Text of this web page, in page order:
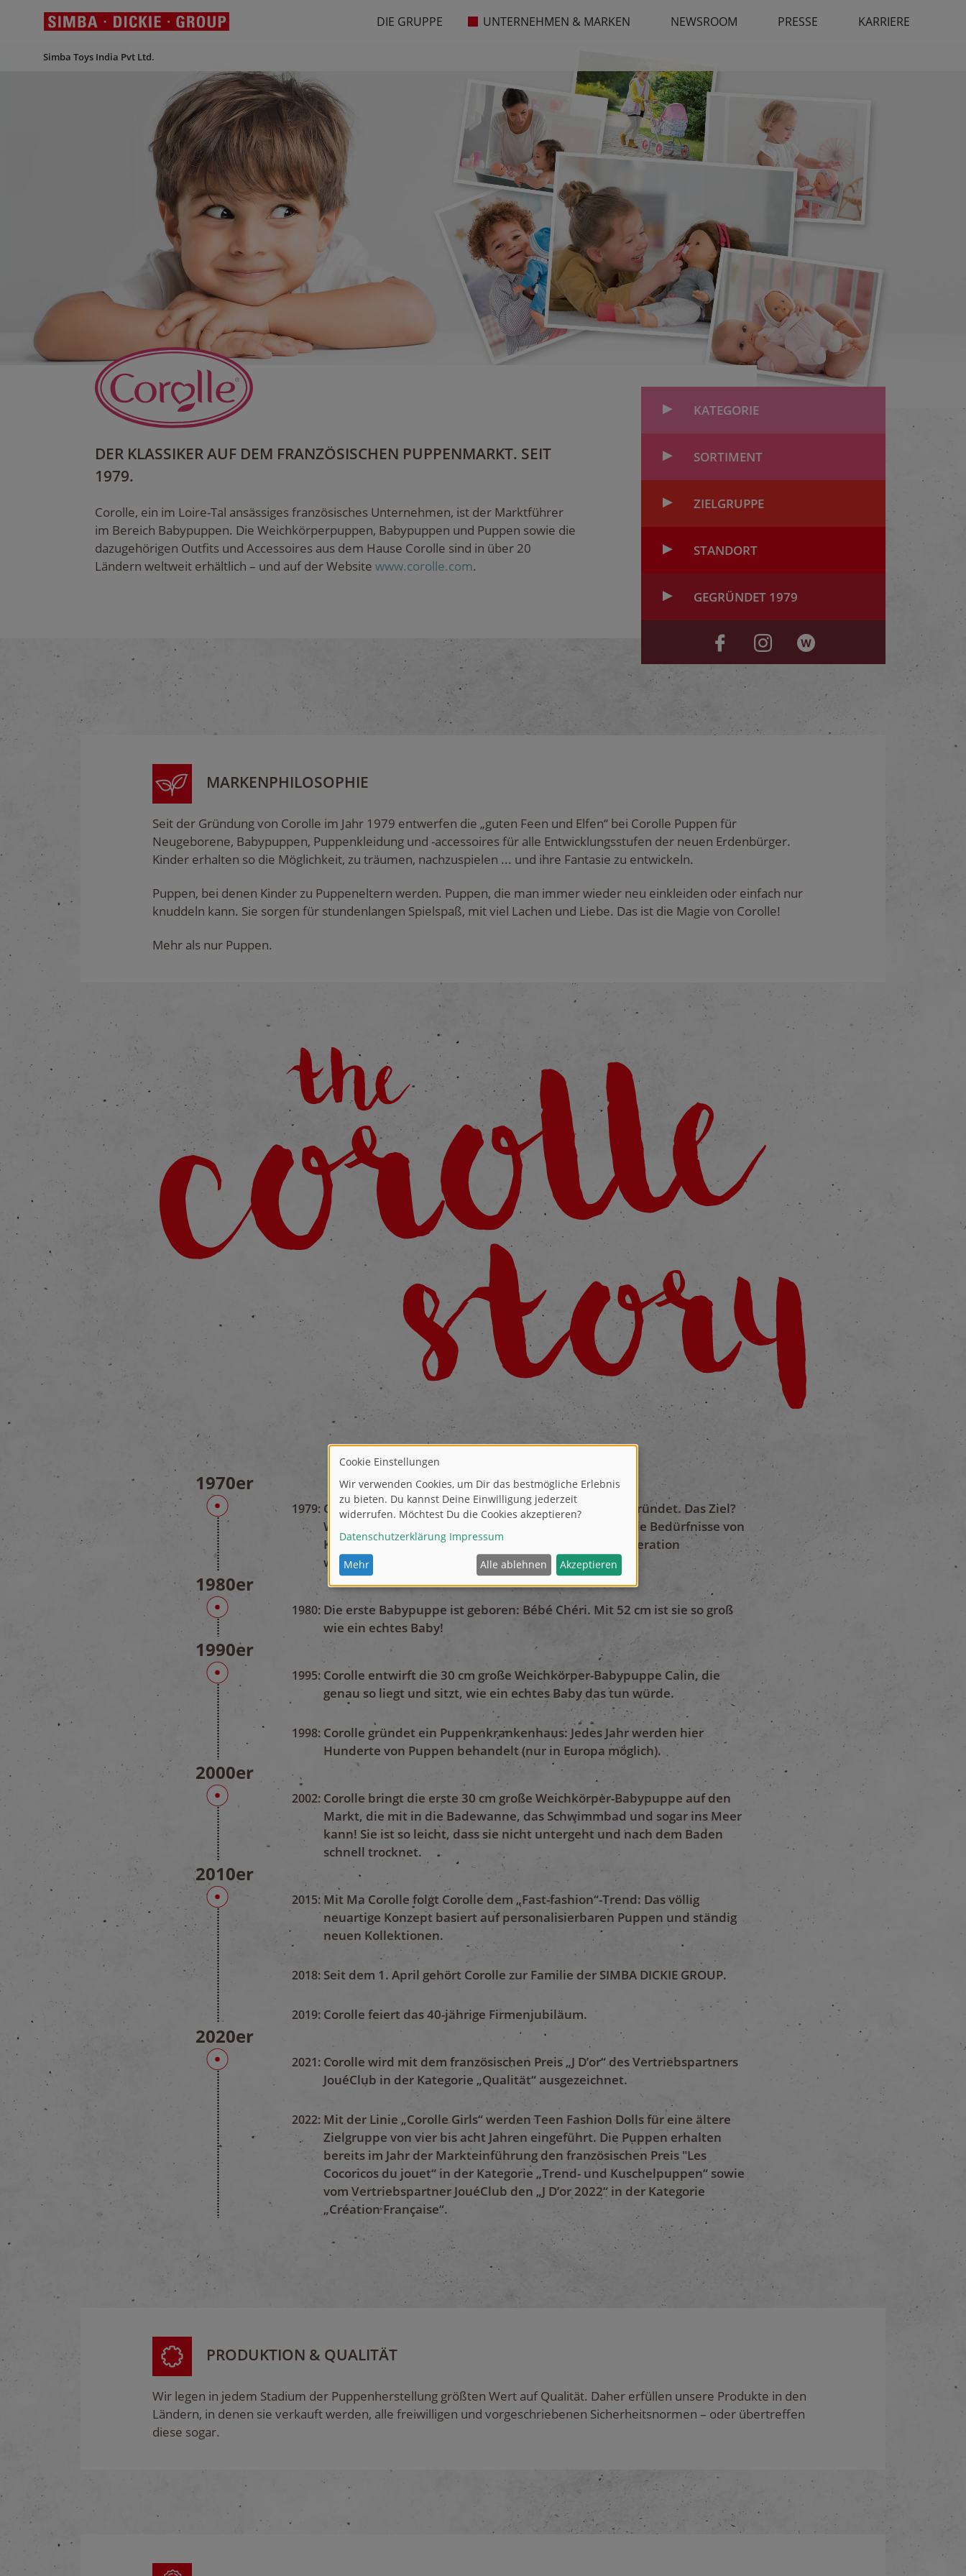
DIE GRUPPE UNTERNEHMEN & MARKEN
Simba Toys India Pvt Ltd.
NEWSROOM PRESSE KARRIERE
DER KLASSIKER AUF DEM FRANZÖSISCHEN PUPPENMARKT. SEIT
1979.
Corolle, ein im Loire-Tal ansässiges französisches Unternehmen, ist der Marktführer
im Bereich Babypuppen. Die Weichkörperpuppen, Babypuppen und Puppen sowie die
dazugehörigen Outfits und Accessoires aus dem Hause Corolle sind in über 20
Ländern weltweit erhältlich – und auf der Website www.corolle.com.
KATEGORIE
SORTIMENT
ZIELGRUPPE
STANDORT
GEGRÜNDET 1979
MARKENPHILOSOPHIE
Seit der Gründung von Corolle im Jahr 1979 entwerfen die „guten Feen und Elfen“ bei Corolle Puppen für
Neugeborene, Babypuppen, Puppenkleidung und -accessoires für alle Entwicklungsstufen der neuen Erdenbürger.
Kinder erhalten so die Möglichkeit, zu träumen, nachzuspielen ... und ihre Fantasie zu entwickeln.
Puppen, bei denen Kinder zu Puppeneltern werden. Puppen, die man immer wieder neu einkleiden oder einfach nur
knuddeln kann. Sie sorgen für stundenlangen Spielspaß, mit viel Lachen und Liebe. Das ist die Magie von Corolle!
Mehr als nur Puppen.
1970er
1979: Corolle wird in Langeais, im Herzen des Loire-Tals gegründet. Das Ziel?
Wunderschöne Puppen zu kreieren, die perfekt auf die Bedürfnisse von
Kindern abgestimmt sind und von Generation zu Generation
weitergegeben werden.
1980er
1980: Die erste Babypuppe ist geboren: Bébé Chéri. Mit 52 cm ist sie so groß
wie ein echtes Baby!
1990er
1995: Corolle entwirft die 30 cm große Weichkörper-Babypuppe Calin, die
genau so liegt und sitzt, wie ein echtes Baby das tun würde.
1998: Corolle gründet ein Puppenkrankenhaus: Jedes Jahr werden hier
Hunderte von Puppen behandelt (nur in Europa möglich).
2000er
2002: Corolle bringt die erste 30 cm große Weichkörper-Babypuppe auf den
Markt, die mit in die Badewanne, das Schwimmbad und sogar ins Meer
kann! Sie ist so leicht, dass sie nicht untergeht und nach dem Baden
schnell trocknet.
2010er
2015: Mit Ma Corolle folgt Corolle dem „Fast-fashion“-Trend: Das völlig
neuartige Konzept basiert auf personalisierbaren Puppen und ständig
neuen Kollektionen.
2018: Seit dem 1. April gehört Corolle zur Familie der SIMBA DICKIE GROUP.
2019: Corolle feiert das 40-jährige Firmenjubiläum.
2020er
2021: Corolle wird mit dem französischen Preis „J D’or“ des Vertriebspartners
JouéClub in der Kategorie „Qualität“ ausgezeichnet.
2022: Mit der Linie „Corolle Girls“ werden Teen Fashion Dolls für eine ältere
Zielgruppe von vier bis acht Jahren eingeführt. Die Puppen erhalten
bereits im Jahr der Markteinführung den französischen Preis "Les
Cocoricos du jouet“ in der Kategorie „Trend- und Kuschelpuppen“ sowie
vom Vertriebspartner JouéClub den „J D’or 2022“ in der Kategorie
„Création Française“.
PRODUKTION & QUALITÄT
Wir legen in jedem Stadium der Puppenherstellung größten Wert auf Qualität. Daher erfüllen unsere Produkte in den
Ländern, in denen sie verkauft werden, alle freiwilligen und vorgeschriebenen Sicherheitsnormen – oder übertreffen
diese sogar.